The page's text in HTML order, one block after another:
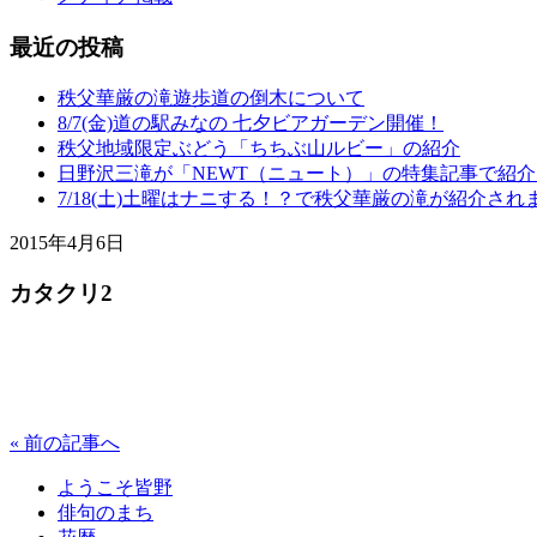
最近の投稿
秩父華厳の滝遊歩道の倒木について
8/7(金)道の駅みなの 七夕ビアガーデン開催！
秩父地域限定ぶどう「ちちぶ山ルビー」の紹介
日野沢三滝が「NEWT（ニュート）」の特集記事で紹介
7/18(土)土曜はナニする！？で秩父華厳の滝が紹介され
2015年4月6日
カタクリ2
« 前の記事へ
ようこそ皆野
俳句のまち